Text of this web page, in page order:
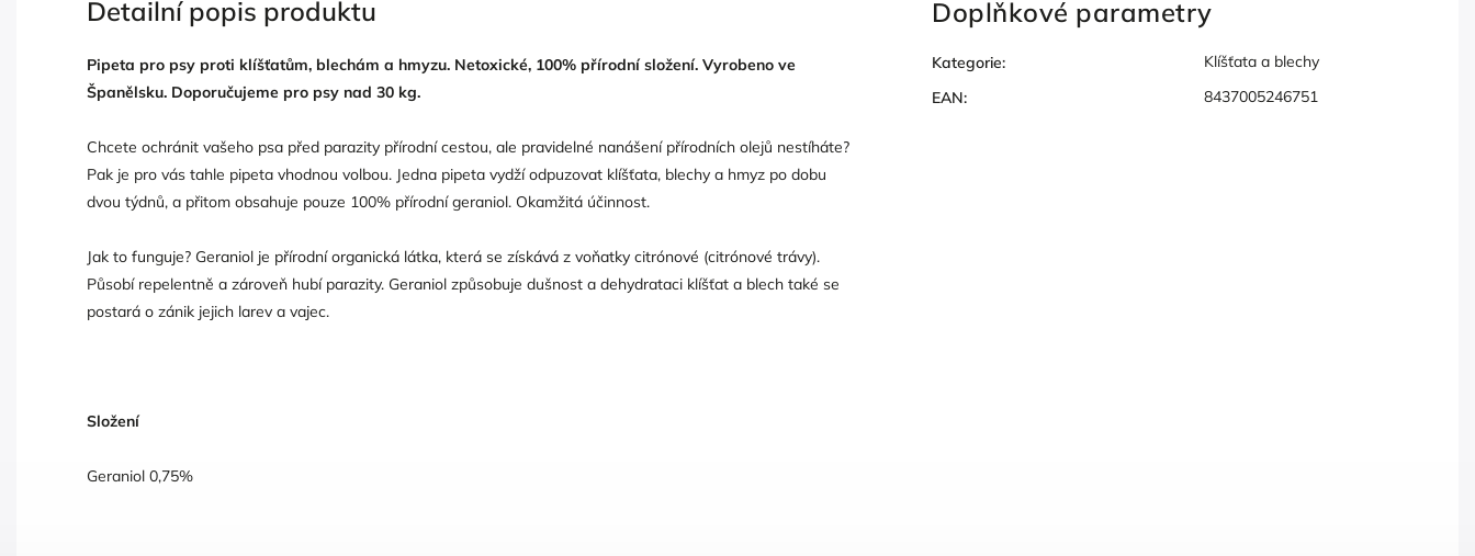
Detailní popis produktu
Pipeta pro psy proti klíšťatům, blechám a hmyzu. Netoxické, 100% přírodní složení. Vyrobeno ve
Španělsku. Doporučujeme pro psy nad 30 kg.
Chcete ochránit vašeho psa před parazity přírodní cestou, ale pravidelné nanášení přírodních olejů nestíháte?
Pak je pro vás tahle pipeta vhodnou volbou. Jedna pipeta vydží odpuzovat klíšťata, blechy a hmyz po dobu
dvou týdnů, a přitom obsahuje pouze 100% přírodní geraniol. Okamžitá účinnost.
Jak to funguje? Geraniol je přírodní organická látka, která se získává z voňatky citrónové (citrónové trávy).
Působí repelentně a zároveň hubí parazity. Geraniol způsobuje dušnost a dehydrataci klíšťat a blech také se
postará o zánik jejich larev a vajec.
Složení
Geraniol 0,75%
Doplňkové parametry
Kategorie:
Klíšťata a blechy
EAN: 8437005246751